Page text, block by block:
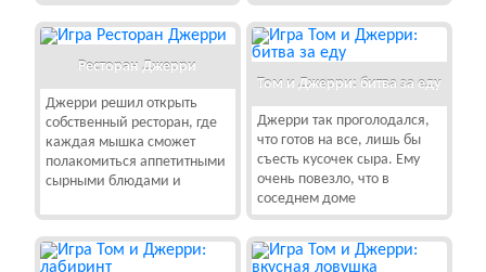
Ресторан Джерри
Джерри решил открыть
собственный ресторан, где
каждая мышка сможет
полакомиться аппетитными
сырными блюдами и
Том и Джерри: битва за еду
Джерри так проголодался,
что готов на все, лишь бы
съесть кусочек сыра. Ему
очень повезло, что в
соседнем доме